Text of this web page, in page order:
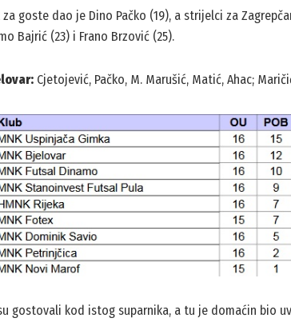
goste dao je Dino Pačko (19), a strijelci za
Bajrić (23) i Frano Brzović (25).
Cjetojević, Pačko, M. Marušić, Matić, Ahac;
gostovali kod istog suparnika, a tu je domaćin bio